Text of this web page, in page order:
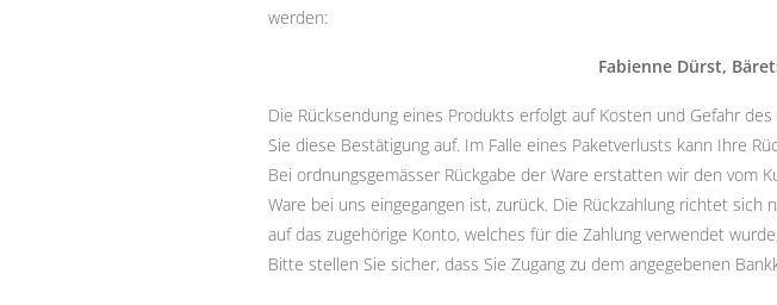
werden:
Fabienne Dürst,
Die Rücksendung eines Produkts erfolgt auf Kosten und Gefahr
Sie diese Bestätigung auf. Im Falle eines Paketverlusts kann Ihre
Bei ordnungsgemässer Rückgabe der Ware erstatten wir den vom
Ware bei uns eingegangen ist, zurück. Die Rückzahlung richtet
auf das zugehörige Konto, welches für die Zahlung verwendet
Bitte stellen Sie sicher, dass Sie Zugang zu dem angegebenen